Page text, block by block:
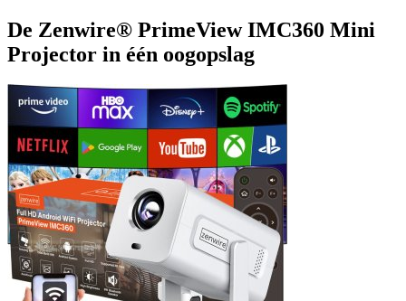
De Zenwire® PrimeView IMC360 Mini
Projector in één oogopslag